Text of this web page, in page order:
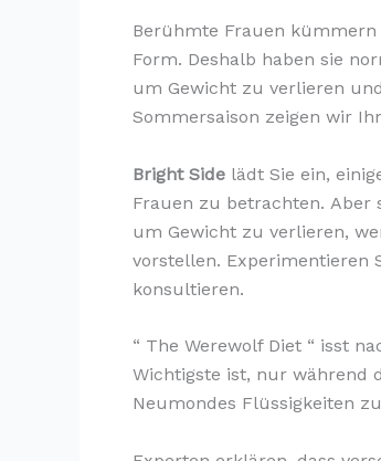
Berühmte Frauen
Form. Deshalb haben sie
um Gewicht zu verlieren
Sommersaison zeigen wir
Bright Side lädt Sie ein,
Frauen zu betrachten. Aber
um Gewicht zu verlieren,
vorstellen. Experimentieren
konsultieren.
“ The Werewolf Diet “ isst
Wichtigste ist, nur während
Neumondes Flüssigkeiten